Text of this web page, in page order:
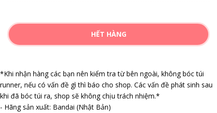
HẾT HÀNG
*Khi nhận hàng các bạn nên kiểm tra từ bên ngoài, không bóc túi
runner, nếu có vấn đề gì thì báo cho shop. Các vấn đề phát sinh sau
khi đã bóc túi ra, shop sẽ không chịu trách nhiệm.*
- Hãng sản xuất: Bandai (Nhật Bản)